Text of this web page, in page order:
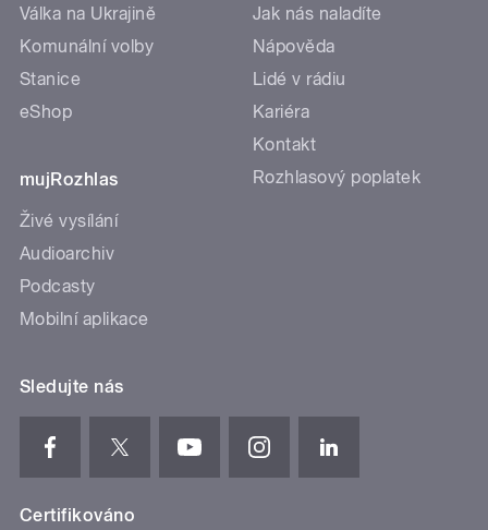
Válka na Ukrajině
Komunální volby
Stanice
eShop
mujRozhlas
Živé vysílání
Audioarchiv
Podcasty
Mobilní aplikace
Jak nás naladíte
Nápověda
Lidé v rádiu
Kariéra
Kontakt
Rozhlasový poplatek
Sledujte nás
Certifikováno